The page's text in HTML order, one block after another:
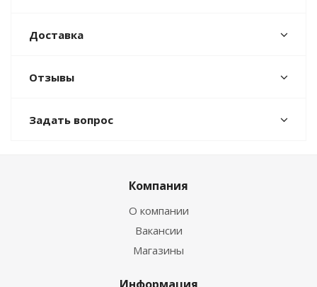
Доставка
Отзывы
Задать вопрос
Компания
О компании
Вакансии
Магазины